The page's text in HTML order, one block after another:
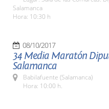
Salamanca
Hora: 10:30 h
08/10/2017
34 Media Maratón
Salamanca
Babilafuente (Salamanca)
Hora: 10:00 h.